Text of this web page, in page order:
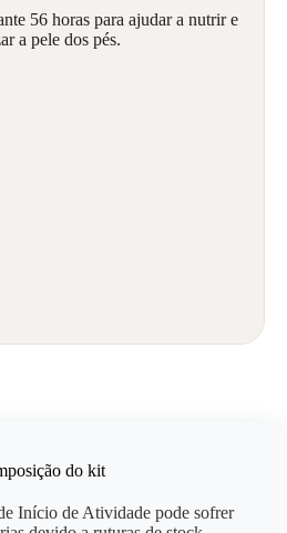
56 horas para ajudar a nutrir e
a pele dos pés.
do kit
Início de Atividade pode sofrer